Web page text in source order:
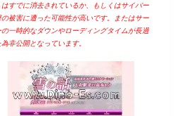
はすでに消去されているか、もしくはサイバー
の被害に遭った可能性が高いです。またはサー
の一時的なダウンやローディングタイムが長過
為非公開となっています。